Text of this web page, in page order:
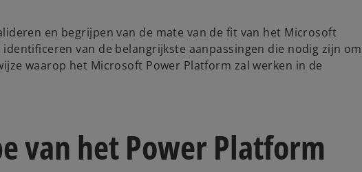
en begrijpen van de mate van de fit van het Microsoft
van de belangrijkste aanpassingen die nodig zijn om
waarop het Microsoft Power Platform zal werken in de
van het Power Platform